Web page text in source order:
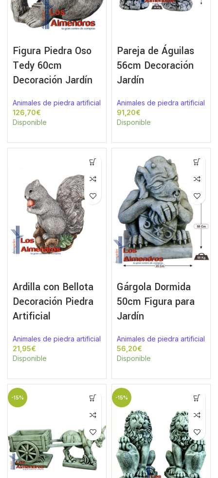
Figura Piedra Oso
Tedy 60cm
Decoración Jardín
Animales de piedra artificial
€
Disponible
Pareja de Águilas
56cm Decoración
Jardín
Animales de piedra artificial
€
Disponible
Ardilla con Bellota
Decoración Piedra
Artificial
Animales de piedra artificial
€
Disponible
Gárgola Dormida
50cm Figura para
Jardín
Animales de piedra artificial
€
Disponible
-15% -15%